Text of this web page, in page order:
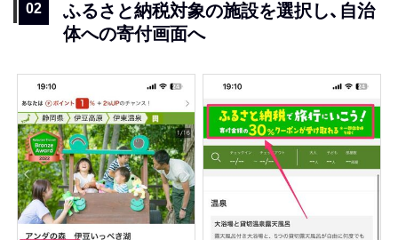
ふるさと納税対象の施設を選択し、自治
体への寄付画面へ